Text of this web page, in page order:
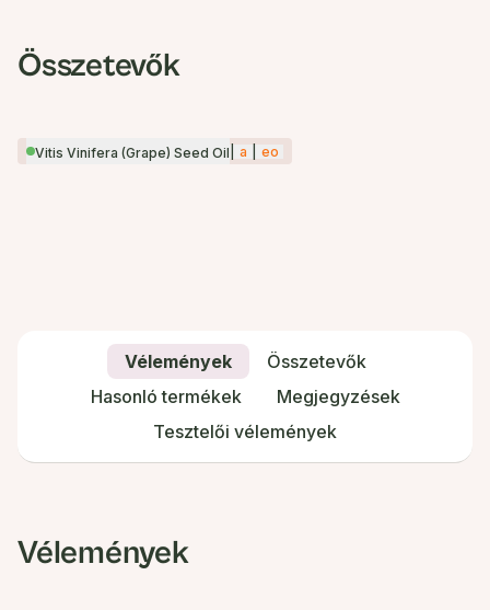
Összetevők
Vitis Vinifera (Grape) Seed Oil a eo
Vélemények
Összetevők
Hasonló termékek
Megjegyzések
Tesztelői vélemények
Vélemények